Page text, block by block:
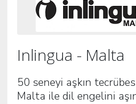
Inlingua - Malta
50 seneyi aşkın
Malta ile dil engelini